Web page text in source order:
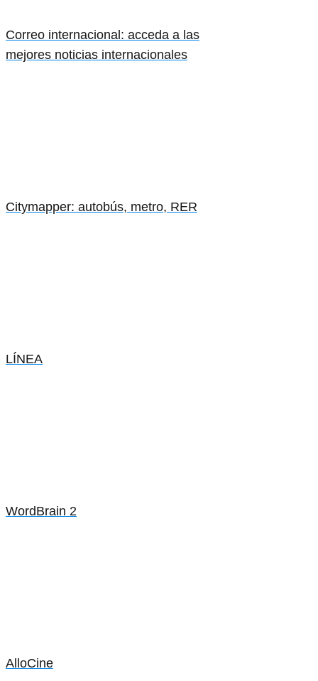
Correo internacional: acceda a las
mejores noticias internacionales
Citymapper: autobús, metro, RER
LÍNEA
WordBrain 2
AlloCine